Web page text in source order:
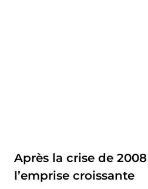
Après la crise de 2008
l’emprise croissante